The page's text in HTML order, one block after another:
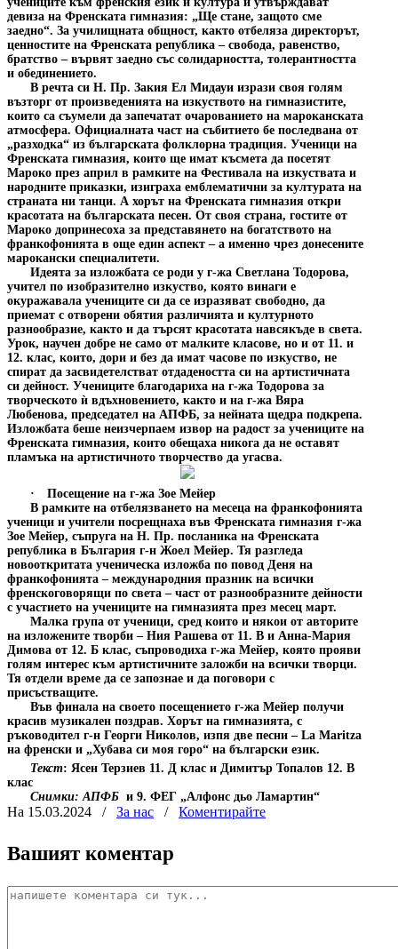
девиза на Френската гимназия: „Ще стане, защото сме
заедно“. За училищната общност, както отбеляза директорът,
ценностите на Френската република – свобода, равенство,
братство – вървят заедно със солидарността, толерантността
и обединението.
В речта си Н. Пр. Закия Ел Мидауи изрази своя голям
възторг от произведенията на изкуството на гимназистите,
които са съумели да запечатат очарованието на мароканската
атмосфера. Официалната част на събитието бе последвана от
„разходка“ из българската фолклорна традиция. Ученици на
Френската гимназия, които ще имат късмета да посетят
Мароко през април в рамките на Фестивала на изкуствата и
народните приказки, изиграха емблематични за културата на
страната ни танци. А хорът на Френската гимназия откри
красотата на българската песен. От своя страна, гостите от
Мароко допринесоха за представянето на богатството на
франкофонията в още един аспект – а именно чрез донесените
марокански специалитети.
Идеята за изложбата се роди у г-жа Светлана Тодорова,
учител по изобразително изкуство, която винаги е
окуражавала учениците си да се изразяват свободно, да
приемат с отворени обятия различията и културното
разнообразие, както и да търсят красотата навсякъде в света.
Урок, научен добре не само от малките класове, но и от 11. и
12. клас, които, дори и без да имат часове по изкуство, не
спират да засвидетелстват отдадеността си на артистичната
си дейност. Учениците благодариха на г-жа Тодорова за
творческото ѝ вдъхновението, както и на г-жа Вяра
Любенова, председател на АПФБ, за нейната щедра подкрепа.
Изложбата беше неизчерпаем извор на радост за учениците на
Френската гимназия, които обещаха никога да не оставят
пламъка на артистичното творчество да угасва.
·
Посещение на г-жа Зое Мейер
В рамките на отбелязването на месеца на франкофонията
ученици и учители посрещнаха във Френската гимназия г-жа
Зое Мейер, съпруга на Н. Пр. посланика на Френската
република в България г-н Жоел Мейер. Тя разгледа
новооткритата ученическа изложба по повод Деня на
франкофонията – международния празник на всички
френскоговорящи по света – част от разнообразните дейности
с участието на учениците на гимназията през месец март.
Малка група от ученици, сред които и някои от авторите
на изложените творби – Ния Рашева от 11. В и Анна-Мария
Димова от 12. Б клас, съпроводиха г-жа Мейер, която прояви
голям интерес към артистичните заложби на всички творци.
Тя отдели време да се запознае и да поговори с
присъстващите.
Във финала на своето посещението г-жа Мейер получи
красив музикален поздрав. Хорът на гимназията, с
ръководител г-н Георги Николов, изпя две песни – La Maritza
на френски и „Хубава си моя горо“ на български език.
Текст: Ясен Терзиев 11. Д клас и Димитър Топалов 12. В
клас
Снимки: АПФБ и 9. ФЕГ „Алфонс дьо Ламартин“
На 15.03.2024 / За нас / Коментирайте
Вашият коментар